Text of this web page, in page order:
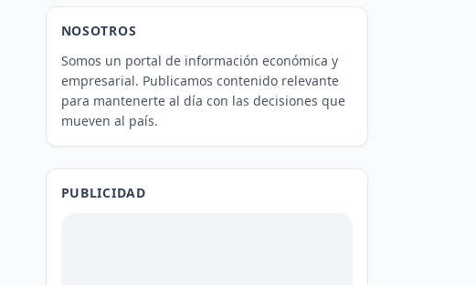
NOSOTROS
Somos un portal de información económica y
empresarial. Publicamos contenido relevante
para mantenerte al día con las decisiones que
mueven al país.
PUBLICIDAD